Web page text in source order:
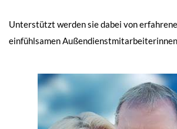
Unterstützt werden sie dabei von
einfühlsamen